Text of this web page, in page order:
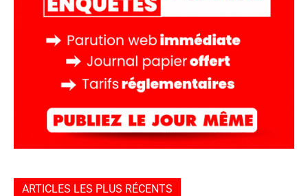
ARTICLES LES PLUS RÉCENTS